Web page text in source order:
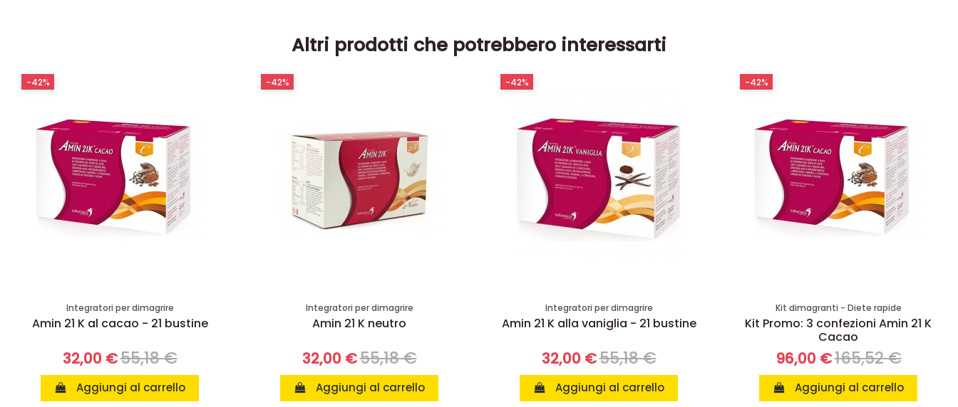
Altri prodotti che potrebbero interessarti
Integratori per dimagrire
Amin 21 K al cacao - 21 bustine
32,00 €55,18 €
Aggiungi al carrello
-42%
Integratori per dimagrire
Amin 21 K neutro
32,00 €55,18 €
Aggiungi al carrello
-42%
Integratori per dimagrire
Amin 21 K alla vaniglia - 21 bustine
32,00 €55,18 €
Aggiungi al carrello
-42%
Kit dimagranti - Diete rapide
Kit Promo: 3 confezioni Amin 21 K
Cacao
96,00 €165,52 €
Aggiungi al carrello
-42%